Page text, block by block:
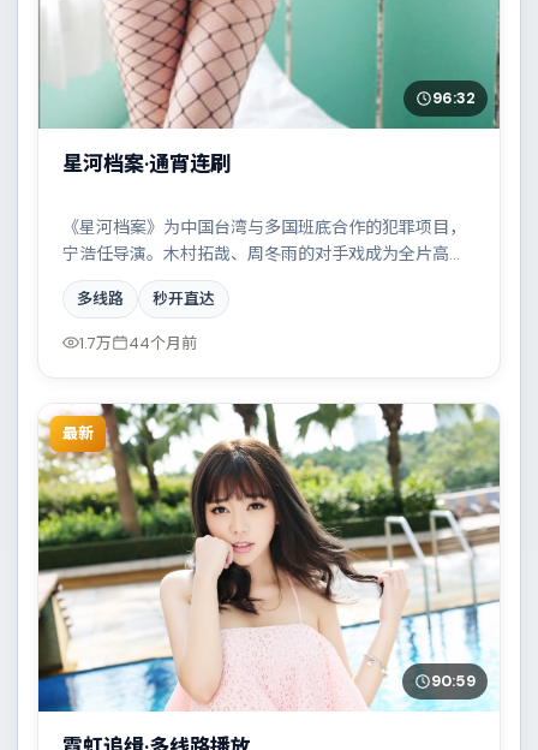
96:32
星河档案·通宵连刷
《星河档案》为中国台湾与多国班底合作的犯罪项目，
宁浩任导演。木村拓哉、周冬雨的对手戏成为全片高
光，小人物在时代洪流中的抉择令人唏嘘。配乐与摄影
风格统一，具备院线质感。
多线路 秒开直达
1.7万 44个月前
最新
90:59